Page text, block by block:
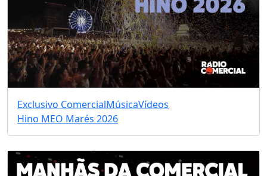
Exclusivo ComercialMúsicaVídeos
Hino MEO Marés 2026